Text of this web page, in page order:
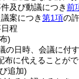
及び動議につき前
案につき第1項の
程
)
の日時、会議に付
に代えることがで
追加)